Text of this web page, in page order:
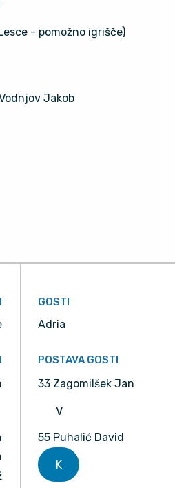
- pomožno igrišče)
Jakob
GOSTI
Adria
POSTAVA GOSTI
33 Zagomilšek Jan
V
55 Puhalić David
K